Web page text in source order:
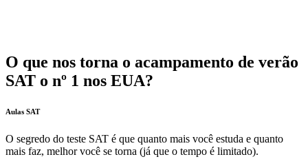
O que nos torna o acampamento de verão
SAT o nº 1 nos EUA?
Aulas SAT
O segredo do teste SAT é que quanto mais você estuda e quanto
mais faz, melhor você se torna (já que o tempo é limitado).